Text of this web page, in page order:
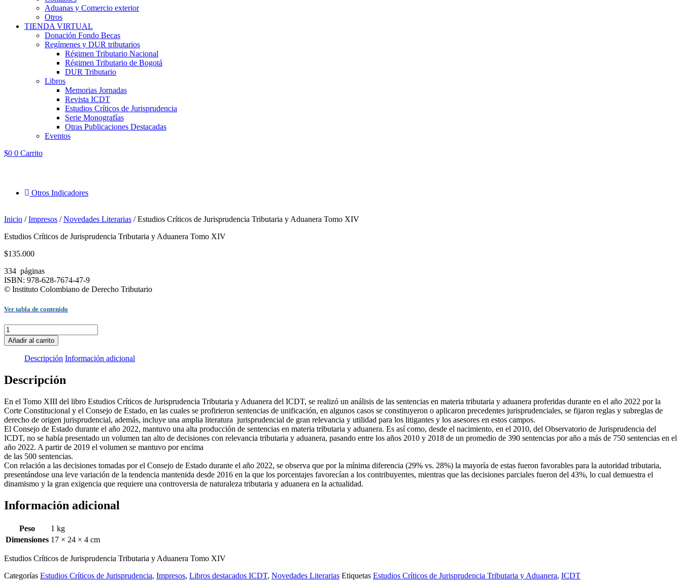
Aduanas y Comercio exterior
Otros
TIENDA VIRTUAL
Donación Fondo Becas
Regímenes y DUR tributarios
Régimen Tributario Nacional
Régimen Tributario de Bogotá
DUR Tributario
Libros
Memorias Jornadas
Revista ICDT
Estudios Críticos de Jurisprudencia
Serie Monografías
Otras Publicaciones Destacadas
Eventos
$0 0 Carrito
Otros Indicadores
Inicio /Impresos /Novedades Literarias / Estudios Críticos de Jurisprudencia Tributaria y Aduanera Tomo XIV
Estudios Críticos de Jurisprudencia Tributaria y Aduanera Tomo XIV
$135.000
334 páginas
ISBN: 978-628-7674-47-9
© Instituto Colombiano de Derecho Tributario
Ver tabla de contenido
Estudios
Críticos
de
Jurisprudencia
Tributaria
y
Aduanera
XIV
cantidad
Añadir al carrito
Descripción Información adicional
Descripción
En el Tomo XIII del libro Estudios Críticos de Jurisprudencia Tributaria y Aduanera del ICDT, se realizó un análisis de las sentencias en materia tributaria y aduanera proferidas durante en el año 2022 por la
Corte Constitucional y el Consejo de Estado, en las cuales se profirieron sentencias de unificación, en algunos casos se constituyeron o aplicaron precedentes jurisprudenciales, se fijaron reglas y subreglas de
derecho de origen jurisprudencial, además, incluye una amplia literatura jurisprudencial de gran relevancia y utilidad para los litigantes y los asesores en estos campos.
El Consejo de Estado durante el año 2022, mantuvo una alta producción de sentencias en materia tributaria y aduanera. Es así como, desde el nacimiento, en el 2010, del Observatorio de Jurisprudencia del
ICDT, no se había presentado un volumen tan alto de decisiones con relevancia tributaria y aduanera, pasando entre los años 2010 y 2018 de un promedio de 390 sentencias por año a más de 750 sentencias en el
año 2022. A partir de 2019 el volumen se mantuvo por encima
de las 500 sentencias.
Con relación a las decisiones tomadas por el Consejo de Estado durante el año 2022, se observa que por la mínima diferencia (29% vs. 28%) la mayoría de estas fueron favorables para la autoridad tributaria,
presentándose una leve variación de la tendencia mantenida desde 2016 en la que los porcentajes favorecían a los contribuyentes, mientras que las decisiones parciales fueron del 43%, lo cual demuestra el
dinamismo y la gran exigencia que requiere una controversia de naturaleza tributaria y aduanera en la actualidad.
Información adicional
Peso
1 kg
Dimensiones 17 × 24 × 4 cm
Estudios Críticos de Jurisprudencia Tributaria y Aduanera Tomo XIV
Categorías Estudios Críticos de Jurisprudencia, Impresos, Libros destacados ICDT, Novedades Literarias Etiquetas Estudios Críticos de Jurisprudencia Tributaria y Aduanera, ICDT